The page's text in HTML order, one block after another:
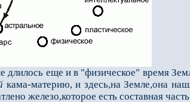
еще и в "физическое" время
кама-материю, и здесь,на Земле,она
железо,которое есть составная